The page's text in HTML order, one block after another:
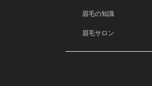
眉毛の知識
眉毛サロン